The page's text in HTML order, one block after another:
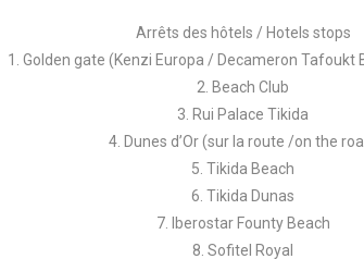
Arrêts des hôtels / Hotels stops
1. Golden gate (Kenzi Europa / Decameron Tafoukt
2. Beach Club
3. Rui Palace Tikida
4. Dunes d’Or (sur la route /on the
5. Tikida Beach
6. Tikida Dunas
7. Iberostar Founty Beach
8. Sofitel Royal